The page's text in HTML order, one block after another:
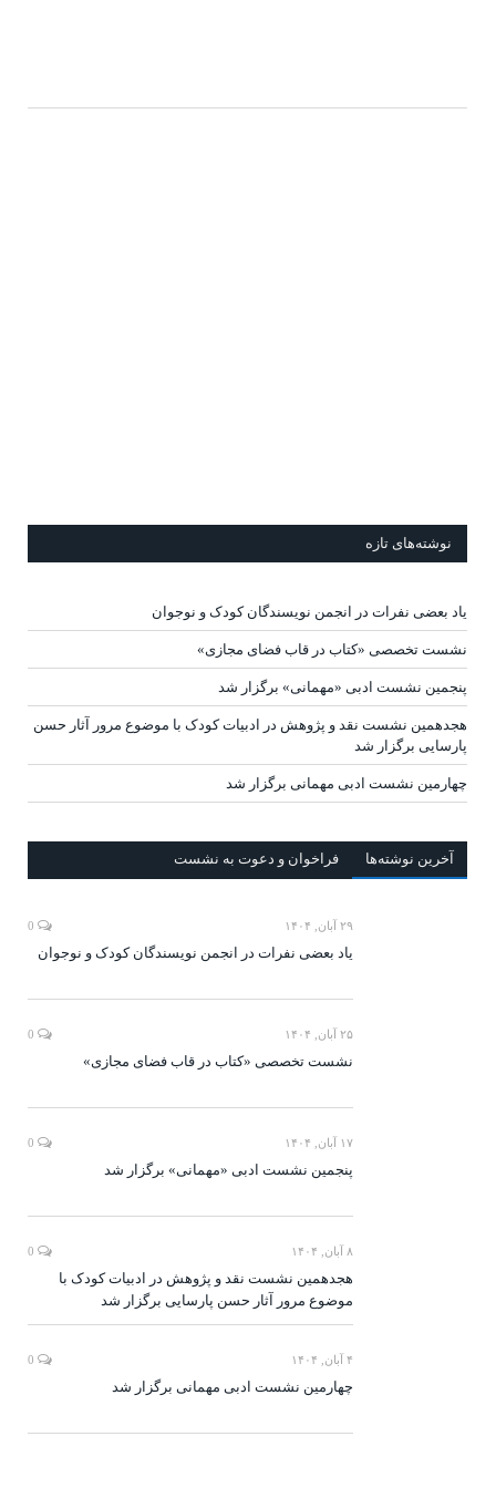
نوشته‌های تازه
یاد بعضی نفرات در انجمن نویسندگان کودک و نوجوان
نشست تخصصی «کتاب در قاب فضای مجازی»
پنجمین نشست ادبی «مهمانی» برگزار شد
هجدهمین نشست نقد و پژوهش در ادبیات کودک با موضوع مرور آثار حسن
پارسایی برگزار شد
چهارمین نشست ادبی مهمانی برگزار شد
آخرين‌ نوشته‌ها فراخوان و دعوت به نشست
۲۹ آبان, ۱۴۰۴
یاد بعضی نفرات در انجمن نویسندگان کودک و نوجوان
۲۵ آبان, ۱۴۰۴
نشست تخصصی «کتاب در قاب فضای مجازی»
۱۷ آبان, ۱۴۰۴
پنجمین نشست ادبی «مهمانی» برگزار شد
۸ آبان, ۱۴۰۴
هجدهمین نشست نقد و پژوهش در ادبیات کودک با
موضوع مرور آثار حسن پارسایی برگزار شد
۴ آبان, ۱۴۰۴
چهارمین نشست ادبی مهمانی برگزار شد